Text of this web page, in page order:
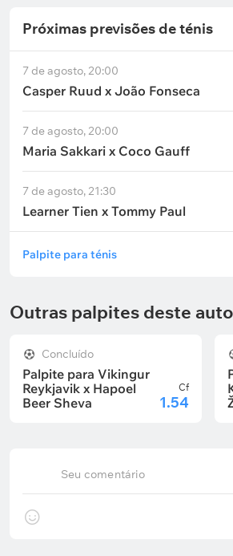
Próximas previsões de ténis
7 de agosto, 20:00
Casper Ruud x João Fonseca
7 de agosto, 20:00
Maria Sakkari x Coco Gauff
7 de agosto, 21:30
Learner Tien x Tommy Paul
Palpite para ténis
Outras palpites deste
Concluído
Palpite para Vikingur
Reykjavik x Hapoel
Beer Sheva
Cf
1.54
Seu comentário